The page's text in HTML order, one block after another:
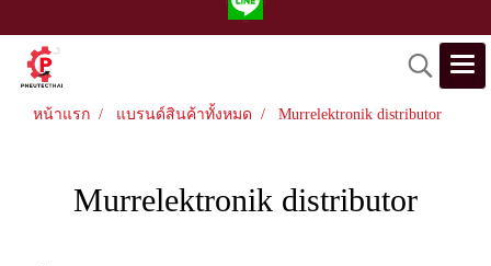
หน้าแรก แบรนด์สินค้าทั้งหมด Murrelektronik distributor
Murrelektronik distributor